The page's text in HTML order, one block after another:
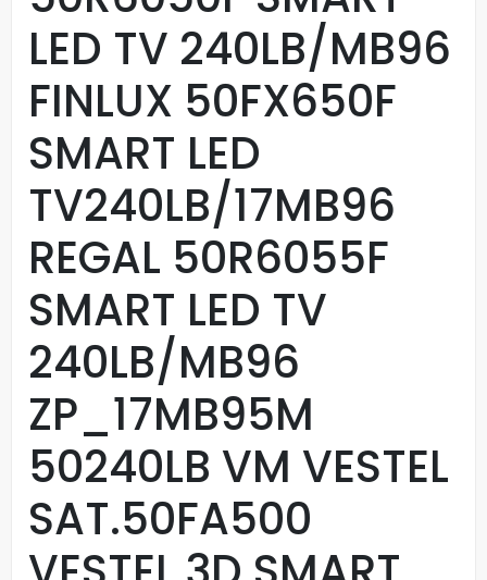
LED TV 240LB/MB96
FINLUX 50FX650F
SMART LED
TV240LB/17MB96
REGAL 50R6055F
SMART LED TV
240LB/MB96
ZP_17MB95M
50240LB VM VESTEL
SAT.50FA500